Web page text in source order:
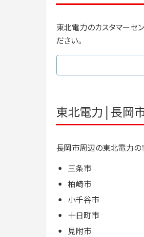
東北電力のカスタマーセ
ださい。
東北電力 | 長岡
長岡市周辺の東北電力の
三条市
柏崎市
小千谷市
十日町市
見附市